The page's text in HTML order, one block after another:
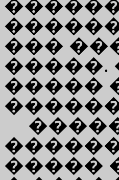
���
�����.
�����
�����